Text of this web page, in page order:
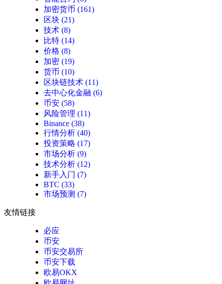
加密货币 (161)
区块 (21)
技术 (8)
比特 (14)
价格 (8)
加密 (19)
货币 (10)
区块链技术 (11)
去中心化金融 (6)
币安 (58)
风险管理 (11)
Binance (38)
行情分析 (40)
投资策略 (17)
市场分析 (9)
技术分析 (12)
新手入门 (7)
BTC (33)
市场预测 (7)
友情链接
必应
币安
币安交易所
币安下载
欧易OKX